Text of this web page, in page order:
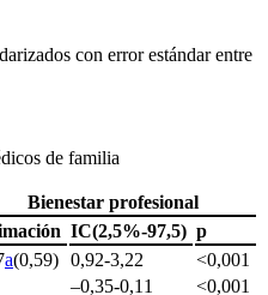
con error estándar entre
de familia
Bienestar profesional
IC(2,5%-97,5) p
a(0,59) 0,92-3,22 <0,001
–0,35-0,11 <0,001